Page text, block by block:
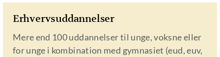
Erhvervsuddannelser
Mere end 100 uddannelser til unge, voksne eller
for unge i kombination med gymnasiet (eud, euv,